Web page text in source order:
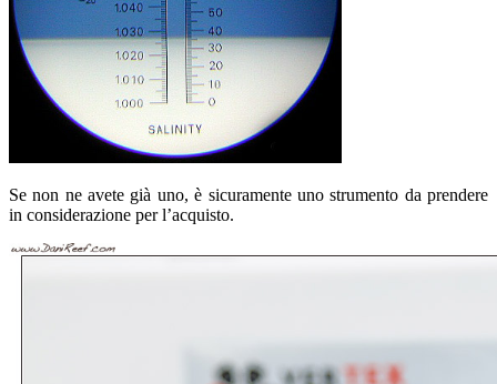
Se non ne avete già uno, è sicuramente uno strumento da prendere
in considerazione per l’acquisto.